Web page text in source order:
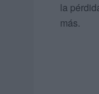
la
más.